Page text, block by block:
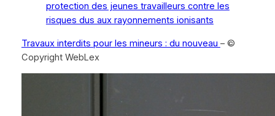
protection des jeunes travailleurs contre les
risques dus aux rayonnements ionisants
Travaux interdits pour les mineurs : du nouveau – ©
Copyright WebLex